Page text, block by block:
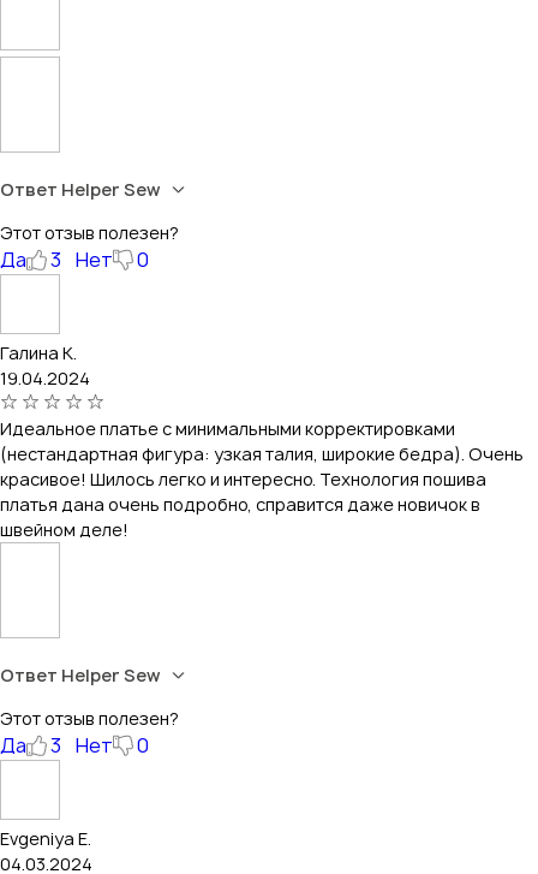
Ответ Helper Sew
Этот отзыв полезен?
Да 3 Нет 0
Галина К.
19.04.2024
Идеальное платье с минимальными корректировками
(нестандартная фигура: узкая талия, широкие бедра). Очень
красивое! Шилось легко и интересно. Технология пошива
платья дана очень подробно, справится даже новичок в
швейном деле!
Ответ Helper Sew
Этот отзыв полезен?
Да 3 Нет 0
Evgeniya E.
04.03.2024